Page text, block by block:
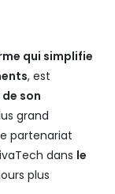
qui simplifie
, est
son
grand
partenariat
dans le
plus